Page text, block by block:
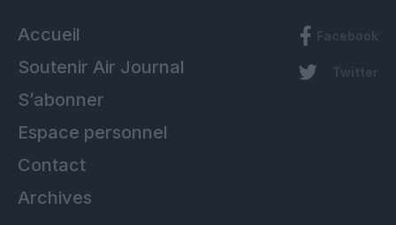
Accueil
Soutenir Air Journal
S’abonner
Espace personnel
Contact
Archives